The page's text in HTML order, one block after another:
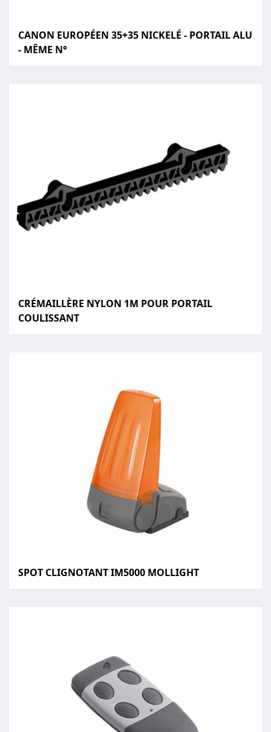
CANON EUROPÉEN 35+35 NICKELÉ - PORTAIL ALU
- MÊME N°
CRÉMAILLÈRE NYLON 1M POUR PORTAIL
COULISSANT
SPOT CLIGNOTANT IM5000 MOLLIGHT